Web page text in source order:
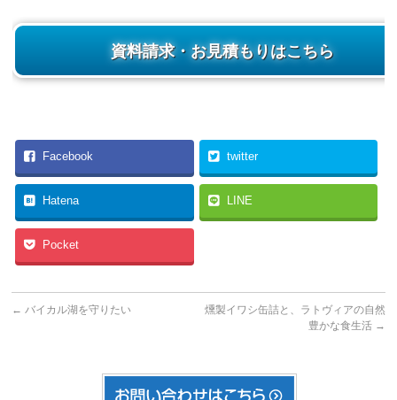
資料請求・お見積もりはこちら
Facebook twitter
Hatena LINE
Pocket
← バイカル湖を守りたい
燻製イワシ缶詰と、ラトヴィアの自然
豊かな食生活 →